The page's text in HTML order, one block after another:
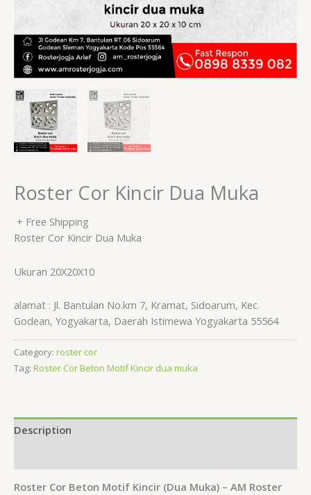
Roster Cor Kincir Dua Muka
+ Free Shipping
Roster Cor Kincir Dua Muka
Ukuran 20X20X10
alamat : Jl. Bantulan No.km 7, Kramat, Sidoarum, Kec.
Godean, Yogyakarta, Daerah Istimewa Yogyakarta 55564
Category: roster cor
Tag: Roster Cor Beton Motif Kincir dua muka
Description
Roster Cor Beton Motif Kincir (Dua Muka) – AM Roster